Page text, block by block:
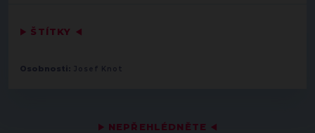
▶ NEPŘEHLÉDNĚTE ◀
▶ ŠTÍTKY ◀
Osobnosti: Josef Knot